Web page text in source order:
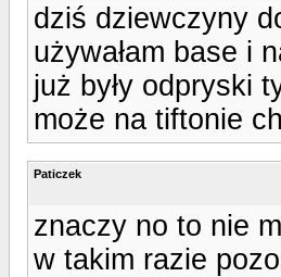
dziś dziewczyny
używałam base i
już były odpryski
może na tiftonie
Paticzek
znaczy no to nie
w takim razie